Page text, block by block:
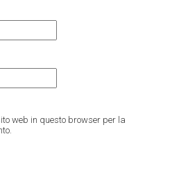
web in questo browser per la